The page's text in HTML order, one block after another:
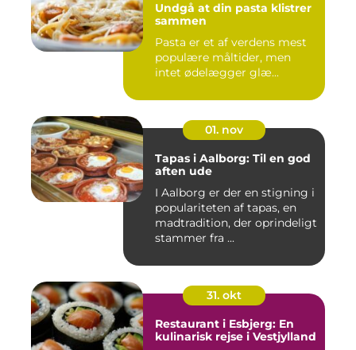
Undgå at din pasta klistrer
sammen
Pasta er et af verdens mest
populære måltider, men
intet ødelægger glæ...
01. nov
Tapas i Aalborg: Til en god
aften ude
I Aalborg er der en stigning i
populariteten af tapas, en
madtradition, der oprindeligt
stammer fra ...
31. okt
Restaurant i Esbjerg: En
kulinarisk rejse i Vestjylland